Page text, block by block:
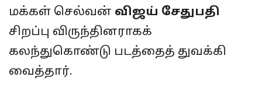
மக்கள் செல்வன் விஜய் சேதுபதி
சிறப்பு விருந்தினராகக்
கலந்துகொண்டு படத்தைத் துவக்கி
வைத்தார்.